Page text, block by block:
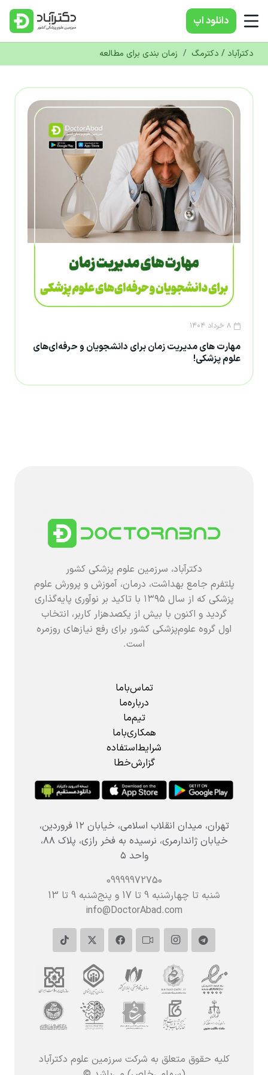
دانلود‌ اپ
دکترآباد / دکترمگ / زمان بندی برای مطالعه
۸ خرداد ۱۴۰۴
مهارت های مدیریت زمان برای دانشجویان و حرفه‌ای‌های
علوم پزشکی!
دکترآباد، سرزمین علوم پزشکی کشور
پلتفرم جامع بهداشت، درمان، آموزش و پرورش علوم
پزشکی که از سال ۱۳۹۵ با تاکید بر نوآوری پایه‌گذاری
گردید و اکنون با بیش از یکصدهزار کاربر، انتخاب
اول گروه علوم‌پزشکی کشور برای رفع نیازهای روزمره
است.
تماس‌باما
درباره‌ما
تیم‌ما
همکاری‌باما
شرایط‌استفاده
گزارش‌خطا
تهران، میدان انقلاب اسلامی، خیابان ۱۲ فروردین،
خیابان ژاندارمری، نرسیده به فخر رازی، پلاک ۸۸،
واحد ۵
09999972750
شنبه تا چهارشنبه 9 تا 17 و پنج‌شنبه‌ 9 تا 13
info@DoctorAbad.com
کلیه حقوق متعلق به شرکت سرزمین علوم دکترآباد